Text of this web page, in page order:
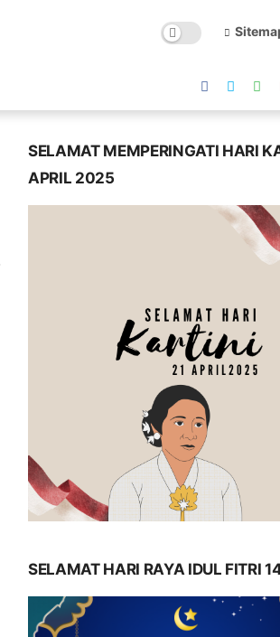
SELAMAT MEMPERINGATI HARI
APRIL 2025
SELAMAT HARI RAYA IDUL FITRI